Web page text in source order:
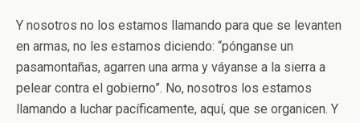
Y nosotros no los estamos llamando para que se levanten
en armas, no les estamos diciendo: “pónganse un
pasamontañas, agarren una arma y váyanse a la sierra a
pelear contra el gobierno”. No, nosotros los estamos
llamando a luchar pacíficamente, aquí, que se organicen. Y